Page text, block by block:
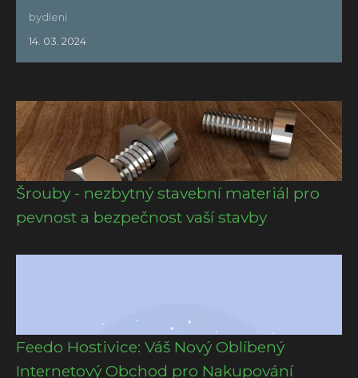
bydlení
14. 03. 2024
Šrouby - nezbytný stavební materiál pro
pevnost a bezpečnost vaší stavby
Feedo Hostivice: Váš Nový Oblíbený
Internetový Obchod pro Nakupování